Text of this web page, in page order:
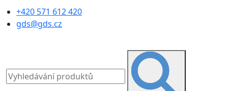
+420 571 612 420
gds@gds.cz